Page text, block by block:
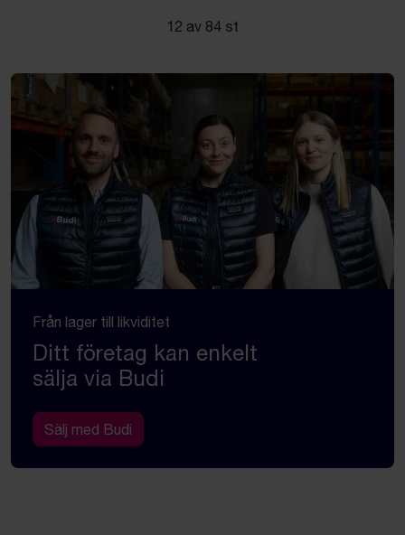
12 av 84 st
Från lager till likviditet
Ditt företag kan enkelt
sälja via Budi
Sälj med Budi